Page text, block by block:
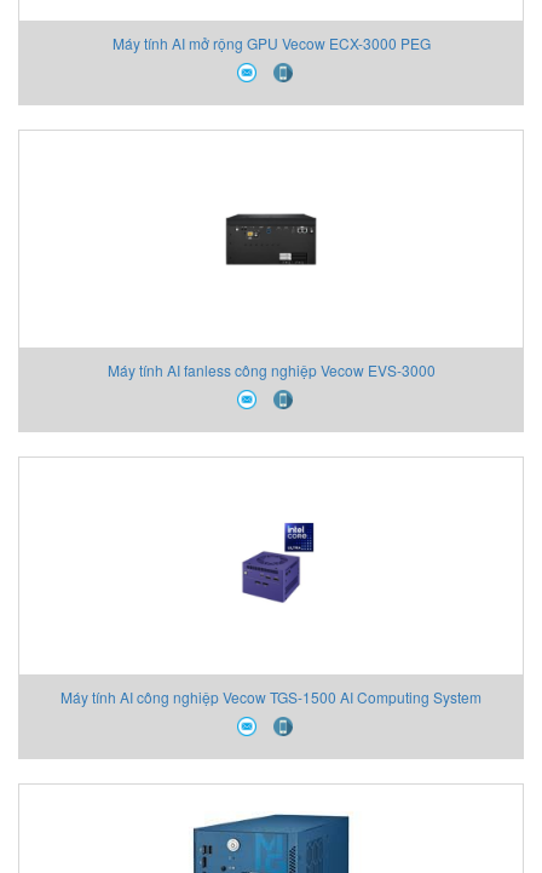
Máy tính AI mở rộng GPU Vecow ECX-3000 PEG
Máy tính AI fanless công nghiệp Vecow EVS-3000
Máy tính AI công nghiệp Vecow TGS-1500 AI Computing System